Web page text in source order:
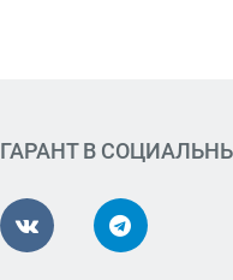
ГАРАНТ В